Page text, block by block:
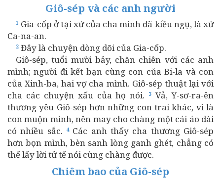
Giô-sép và các anh người
1 Gia-cốp ở tại xứ của cha mình đã kiều ngụ, là xứ
Ca-na-an.
2 Đây là chuyện dòng dõi của Gia-cốp.
Giô-sép, tuổi mười bảy, chăn chiên với các anh
mình; người đi kết bạn cùng con của Bi-la và con
của Xinh-ba, hai vợ cha mình. Giô-sép thuật lại với
cha các chuyện xấu của họ nói.
3 Vả, Y-sơ-ra-ên
thương yêu Giô-sép hơn những con trai khác, vì là
con muộn mình, nên may cho chàng một cái áo dài
có nhiều sắc.
4Các anh thấy cha thương Giô-sép
hơn bọn mình, bèn sanh lòng ganh ghét, chẳng có
thế lấy lời tử tế nói cùng chàng được.
Chiêm bao của Giô-sép